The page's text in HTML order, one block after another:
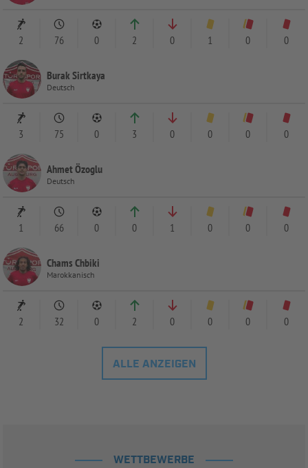
2 76 0 2 0 1 0 0
Burak Sirtkaya
Deutsch
3 75 0 3 0 0 0 0
Ahmet Özoglu
Deutsch
1 66 0 0 1 0 0 0
Chams Chbiki
Marokkanisch
2 32 0 2 0 0 0 0
ALLE ANZEIGEN
WETTBEWERBE